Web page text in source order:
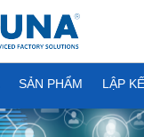
SẢN PHẨM LẬP